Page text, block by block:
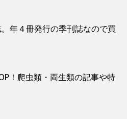
年４冊発行の季刊誌なので買
！爬虫類・両生類の記事や特